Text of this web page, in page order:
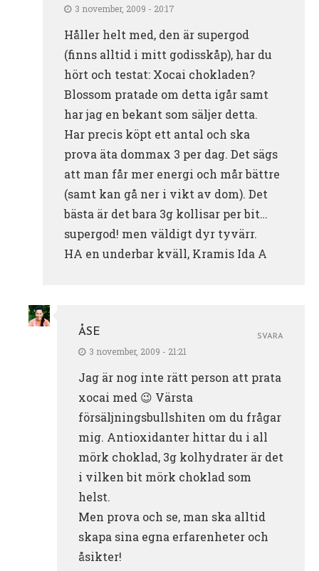
3 november, 2009 - 20:17
Håller helt med, den är supergod
(finns alltid i mitt godisskåp), har du
hört och testat: Xocai chokladen?
Blossom pratade om detta igår samt
har jag en bekant som säljer detta.
Har precis köpt ett antal och ska
prova äta dommax 3 per dag. Det sägs
att man får mer energi och mår bättre
(samt kan gå ner i vikt av dom). Det
bästa är det bara 3g kollisar per bit…
supergod! men väldigt dyr tyvärr.
HA en underbar kväll, Kramis Ida A
ÅSE
3 november, 2009 - 21:21
Jag är nog inte rätt person att prata
xocai med 😉 Värsta
försäljningsbullshiten om du frågar
mig. Antioxidanter hittar du i all
mörk choklad, 3g kolhydrater är det
i vilken bit mörk choklad som
helst.
Men prova och se, man ska alltid
skapa sina egna erfarenheter och
åsikter!
SVARA